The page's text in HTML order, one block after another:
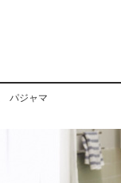
パジャマ